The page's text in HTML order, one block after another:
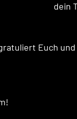
dein
Euch